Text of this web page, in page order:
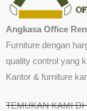
Angkasa Office
Furniture dengan
quality control yang
Kantor & furniture
TEMUKAN KAMI DI